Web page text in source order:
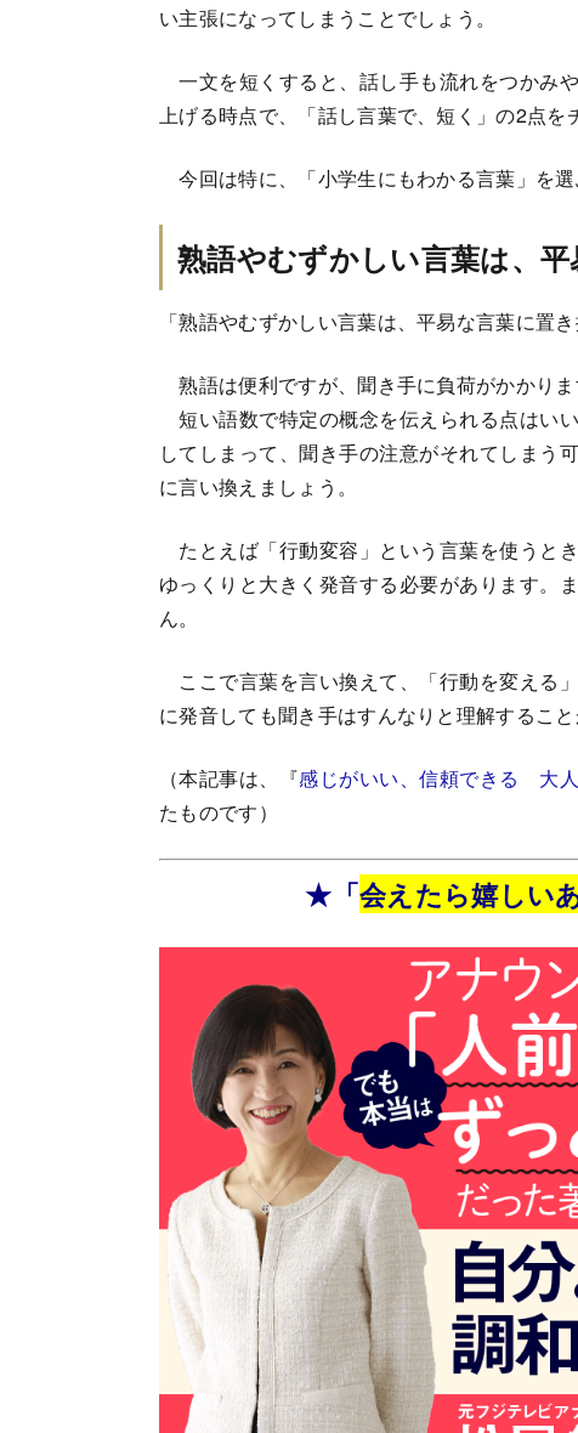
い主張になってしまうことでしょう。
一文を短くすると、話し手も流れをつかみ
上げる時点で、「話し言葉で、短く」の2点を
今回は特に、「小学生にもわかる言葉」を選
熟語やむずかしい言葉は、
「熟語やむずかしい言葉は、平易な言葉に置
熟語は便利ですが、聞き手に負荷がかかりま
短い語数で特定の概念を伝えられる点はい
してしまって、聞き手の注意がそれてしまう
に言い換えましょう。
たとえば「行動変容」という言葉を使うと
ゆっくりと大きく発音する必要があります。
ん。
ここで言葉を言い換えて、「行動を変える
に発音しても聞き手はすんなりと理解すること
（本記事は、『感じがいい、信頼できる 大
たものです）
★「会えたら嬉しい